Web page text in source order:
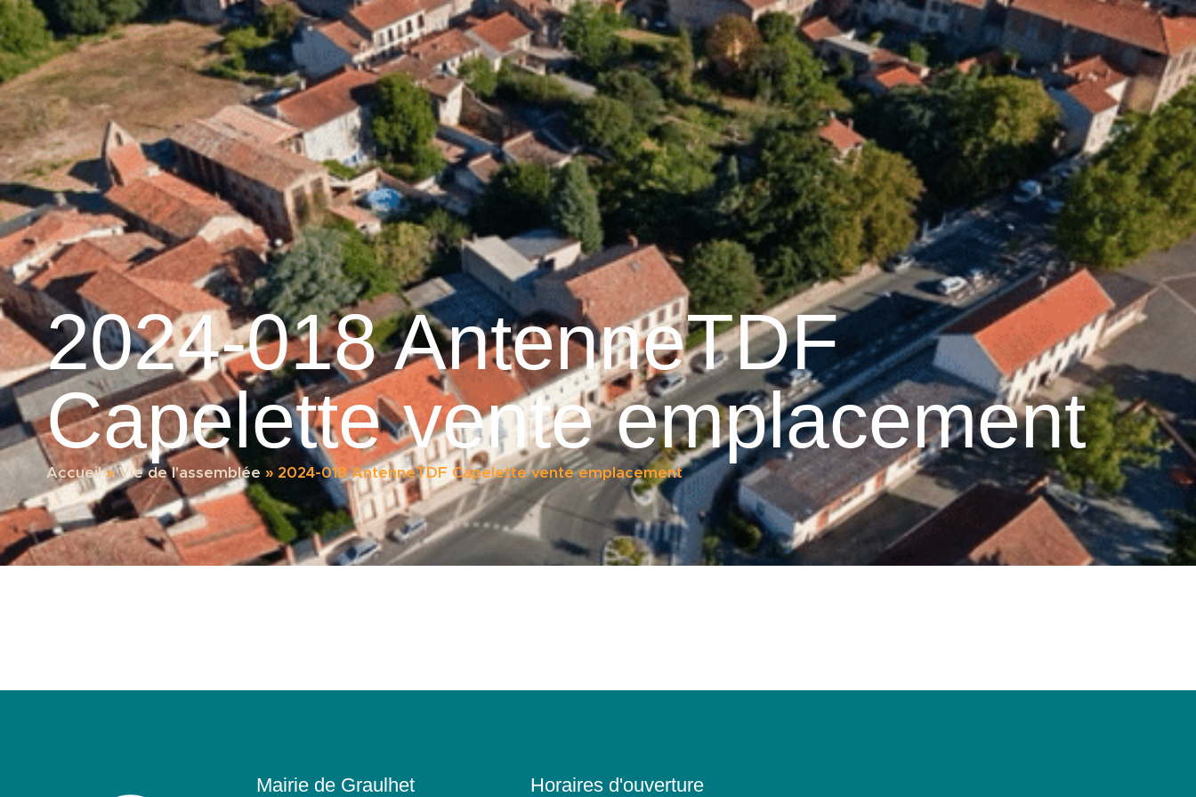
principal
Graulhet et le cuir Accueil Découvrir Graulhet Vie municipale Graulhet au quotidien Services pratiques 26 °C
2024-018 AntenneTDF
Capelette vente emplacement
Accueil»Vie de l'assemblée » 2024-018 AntenneTDF Capelette vente emplacement
Mairie de Graulhet Horaires d'ouverture